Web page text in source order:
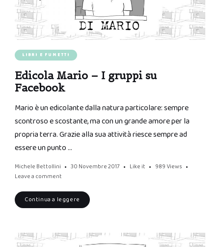
LIBRI E FUMETTI
Edicola Mario – I gruppi su
Facebook
Mario è un edicolante dalla natura particolare: sempre
scontroso e scostante, ma con un grande amore per la
propria terra. Grazie alla sua attività riesce sempre ad
essere un punto …
Michele Bettollini 30 Novembre 2017 Like it 989 Views
Leave a comment
Continua a leggere